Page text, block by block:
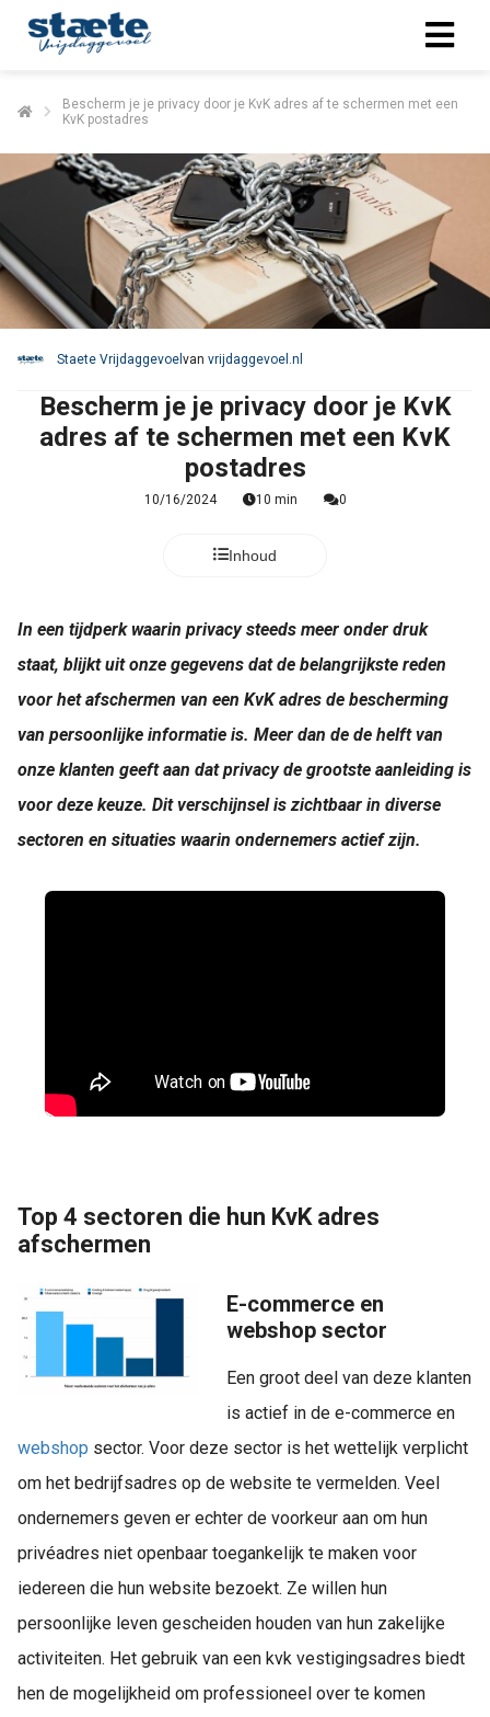
Bescherm je je privacy door je KvK adres af te schermen met een
KvK postadres
Staete Vrijdaggevoel van vrijdaggevoel.nl
Bescherm je je privacy door je KvK
adres af te schermen met een KvK
postadres
10/16/2024 10 min 0
Inhoud
In een tijdperk waarin privacy steeds meer onder druk
staat, blijkt uit onze gegevens dat de belangrijkste reden
voor het afschermen van een KvK adres de bescherming
van persoonlijke informatie is. Meer dan de de helft van
onze klanten geeft aan dat privacy de grootste aanleiding is
voor deze keuze. Dit verschijnsel is zichtbaar in diverse
sectoren en situaties waarin ondernemers actief zijn.
Top 4 sectoren die hun KvK adres
afschermen
E-commerce en
webshop sector
Een groot deel van deze klanten
is actief in de e-commerce en
webshop sector. Voor deze sector is het wettelijk verplicht
om het bedrijfsadres op de website te vermelden. Veel
ondernemers geven er echter de voorkeur aan om hun
privéadres niet openbaar toegankelijk te maken voor
iedereen die hun website bezoekt. Ze willen hun
persoonlijke leven gescheiden houden van hun zakelijke
activiteiten. Het gebruik van een kvk vestigingsadres biedt
hen de mogelijkheid om professioneel over te komen